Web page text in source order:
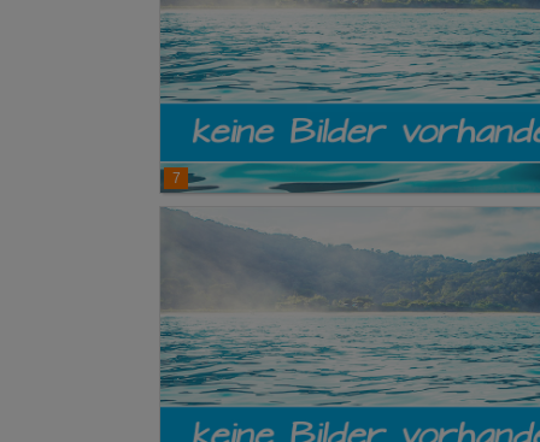
Analyse
Social Media
Advertising
Erweiterte
7